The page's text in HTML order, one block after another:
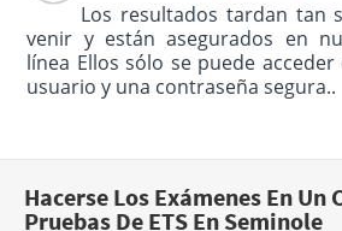
Los resultados tardan tan
venir y están asegurados en
línea Ellos sólo se puede
usuario y una contraseña segura..
Hacerse Los Exámenes En Un
Pruebas De ETS En Seminole